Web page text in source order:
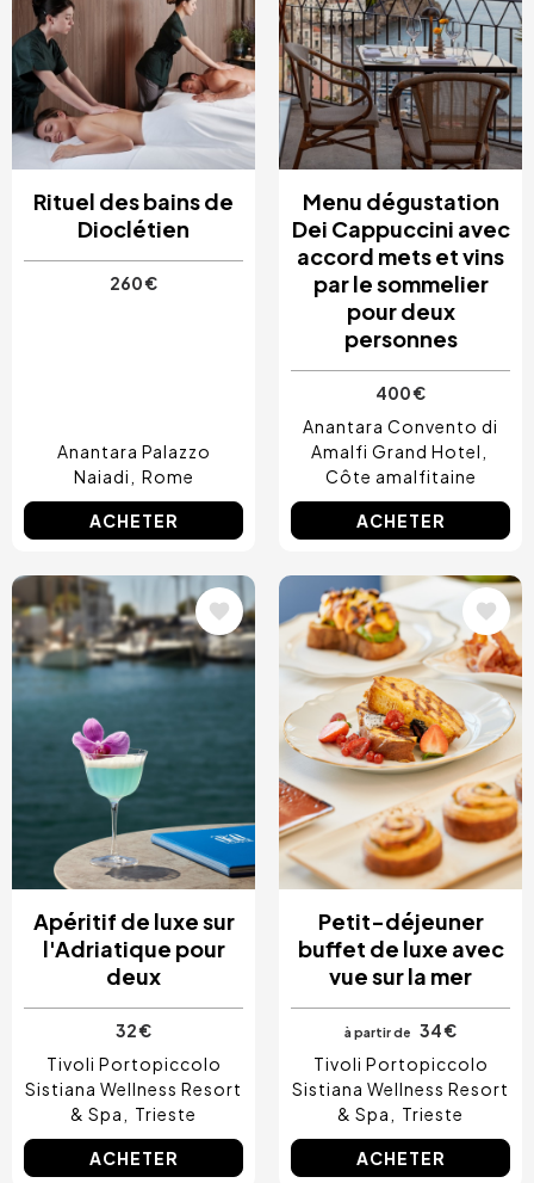
Rituel des bains de
Dioclétien
260 €
Anantara Palazzo
Naiadi
Rome
ACHETER
Menu dégustation
Dei Cappuccini avec
accord mets et vins
par le sommelier
pour deux
personnes
400 €
Anantara Convento di
Amalfi Grand Hotel
Côte amalfitaine
ACHETER
Image
Apéritif de luxe sur
l'Adriatique pour
deux
32 €
Tivoli Portopiccolo
Sistiana Wellness Resort
& Spa
Trieste
ACHETER
Image
Petit-déjeuner
buffet de luxe avec
vue sur la mer
à partir de
34 €
Tivoli Portopiccolo
Sistiana Wellness Resort
& Spa
Trieste
ACHETER